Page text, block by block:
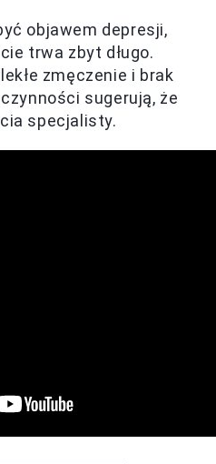
objawem depresji,
trwa zbyt długo.
zmęczenie i brak
sugerują, że
specjalisty.